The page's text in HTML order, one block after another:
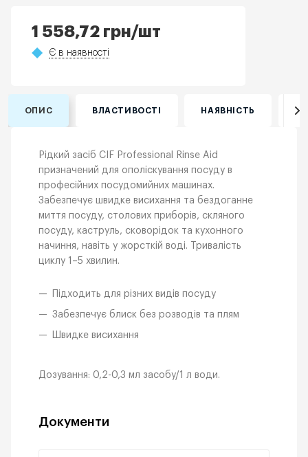
1 558,72 грн/шт
Є в наявності
ОПИС ВЛАСТИВОСТІ НАЯВНІСТЬ
Рідкий засіб CIF Professional Rinse Aid
призначений для ополіскування посуду в
професійних посудомийних машинах.
Забезпечує швидке висихання та бездоганне
миття посуду, столових приборів, скляного
посуду, каструль, сковорідок та кухонного
начиння, навіть у жорсткій воді. Тривалість
циклу 1–5 хвилин.
Підходить для різних видів посуду
Забезпечує блиск без розводів та плям
Швидке висихання
Дозування: 0,2-0,3 мл засобу/1 л води.
Документи